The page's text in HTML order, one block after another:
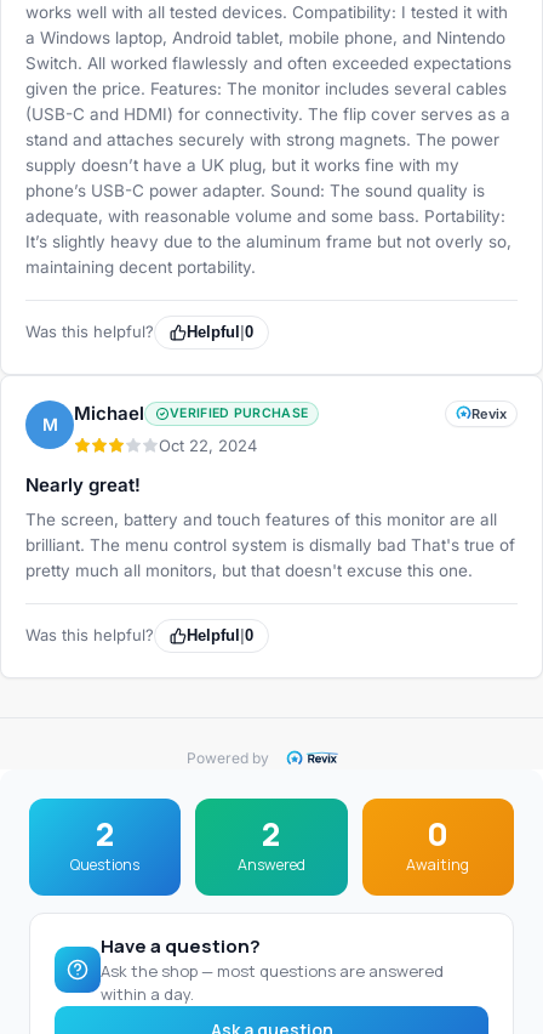
works well with all tested devices. Compatibility: I tested it with
a Windows laptop, Android tablet, mobile phone, and Nintendo
Switch. All worked flawlessly and often exceeded expectations
given the price. Features: The monitor includes several cables
(USB-C and HDMI) for connectivity. The flip cover serves as a
stand and attaches securely with strong magnets. The power
supply doesn’t have a UK plug, but it works fine with my
phone’s USB-C power adapter. Sound: The sound quality is
adequate, with reasonable volume and some bass. Portability:
It’s slightly heavy due to the aluminum frame but not overly so,
maintaining decent portability.
Was this helpful? Helpful 0
M Michael VERIFIED PURCHASE
Oct 22, 2024
Revix
Nearly great!
The screen, battery and touch features of this monitor are all
brilliant. The menu control system is dismally bad That's true of
pretty much all monitors, but that doesn't excuse this one.
Was this helpful? Helpful 0
Powered by